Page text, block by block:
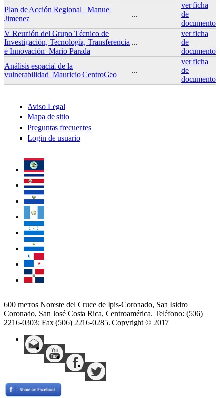
Plan de Acción Regional_ Manuel
Jimenez
...
ver ficha
de
documento
V Reunión del Grupo Técnico de
Investigación, Tecnología, Transferencia
e Innovación_Mario Parada
...
ver ficha
de
documento
Análisis espacial de la
vulnerabilidad_Mauricio CentroGeo
...
ver ficha
de
documento
Aviso Legal
Mapa de sitio
Preguntas frecuentes
Login de usuario
600 metros Noreste del Cruce de Ipis-Coronado, San Isidro
Coronado, San José Costa Rica, Centroamérica. Teléfono: (506)
2216-0303; Fax (506) 2216-0285. Copyright © 2017